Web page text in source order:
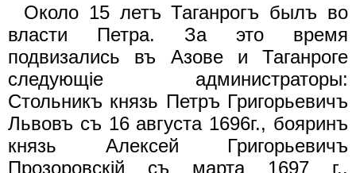
Около 15 летъ Таганрогъ былъ во
власти Петра. За это время
подвизались въ Азове и Таганроге
следующiе администраторы:
Стольникъ князь Петръ Григорьевичъ
Львовъ съ 16 августа 1696г., бояринъ
князь Aлeкcей Григорьевичъ
Прозоровскiй съ марта 1697 г.,